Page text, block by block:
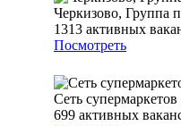
Черкизово, Группа
1313 активных
Посмотреть
Сеть
699 активных